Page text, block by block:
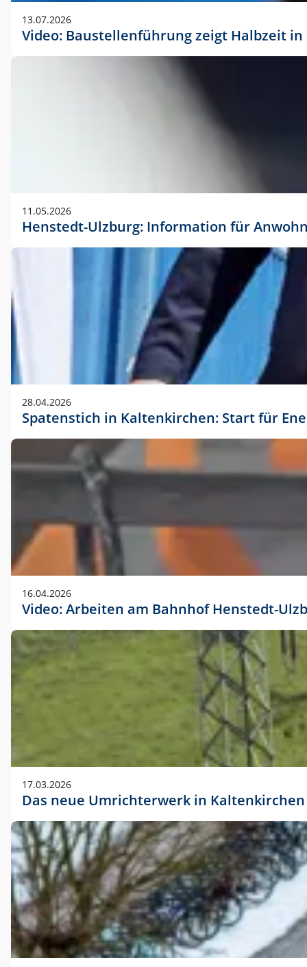
13.07.2026
Video: Baustellenführung zeigt Halbzeit
11.05.2026
Henstedt-Ulzburg: Information für
28.04.2026
Spatenstich in Kaltenkirchen: Start für
16.04.2026
Video: Arbeiten am Bahnhof Henstedt-
17.03.2026
Das neue Umrichterwerk in Kaltenkirchen